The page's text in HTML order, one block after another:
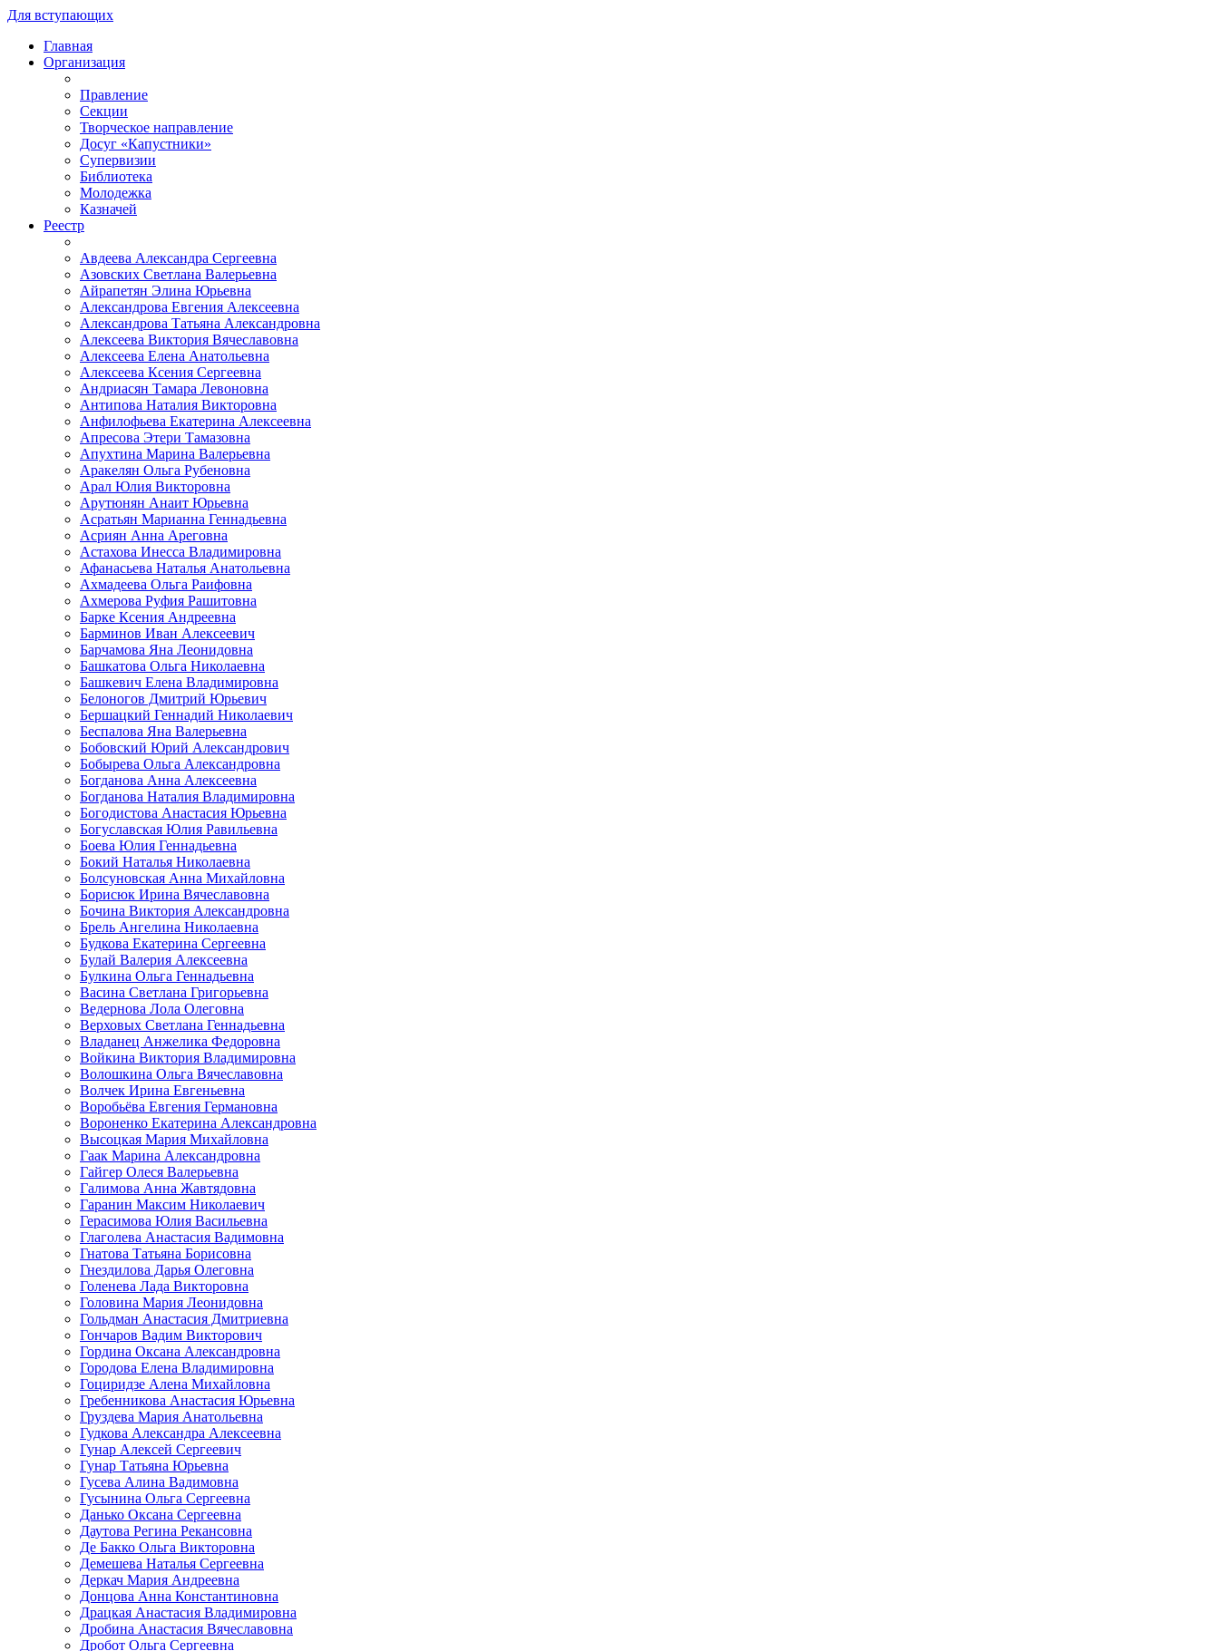
Для вступающих
Главная
Организация
Правление
Секции
Творческое направление
Досуг «Капустники»
Супервизии
Библиотека
Молодежка
Казначей
Реестр
Авдеева Александра Сергеевна
Азовских Светлана Валерьевна
Айрапетян Элина Юрьевна
Александрова Евгения Алексеевна
Александрова Татьяна Александровна
Алексеева Виктория Вячеславовна
Алексеева Елена Анатольевна
Алексеева Ксения Сергеевна
Андриасян Тамара Левоновна
Антипова Наталия Викторовна
Анфилофьева Екатерина Алексеевна
Апресова Этери Тамазовна
Апухтина Марина Валерьевна
Аракелян Ольга Рубеновна
Арал Юлия Викторовна
Арутюнян Анаит Юрьевна
Асратьян Марианна Геннадьевна
Асриян Анна Ареговна
Астахова Инесса Владимировна
Афанасьева Наталья Анатольевна
Ахмадеева Ольга Раифовна
Ахмерова Руфия Рашитовна
Барке Ксения Андреевна
Барминов Иван Алексеевич
Барчамова Яна Леонидовна
Башкатова Ольга Николаевна
Башкевич Елена Владимировна
Белоногов Дмитрий Юрьевич
Бершацкий Геннадий Николаевич
Беспалова Яна Валерьевна
Бобовский Юрий Александрович
Бобырева Ольга Александровна
Богданова Анна Алексеевна
Богданова Наталия Владимировна
Богодистова Анастасия Юрьевна
Богуславская Юлия Равильевна
Боева Юлия Геннадьевна
Бокий Наталья Николаевна
Болсуновская Анна Михайловна
Борисюк Ирина Вячеславовна
Бочина Виктория Александровна
Брель Ангелина Николаевна
Будкова Екатерина Сергеевна
Булай Валерия Алексеевна
Булкина Ольга Геннадьевна
Васина Светлана Григорьевна
Ведернова Лола Олеговна
Верховых Светлана Геннадьевна
Владанец Анжелика Федоровна
Войкина Виктория Владимировна
Волошкина Ольга Вячеславовна
Волчек Ирина Евгеньевна
Воробьёва Евгения Германовна
Вороненко Екатерина Александровна
Высоцкая Мария Михайловна
Гаак Марина Александровна
Гайгер Олеся Валерьевна
Галимова Анна Жавтядовна
Гаранин Максим Николаевич
Герасимова Юлия Васильевна
Глаголева Анастасия Вадимовна
Гнатова Татьяна Борисовна
Гнездилова Дарья Олеговна
Голенева Лада Викторовна
Головина Мария Леонидовна
Гольдман Анастасия Дмитриевна
Гончаров Вадим Викторович
Гордина Оксана Александровна
Городова Елена Владимировна
Гоциридзе Алена Михайловна
Гребенникова Анастасия Юрьевна
Груздева Мария Анатольевна
Гудкова Александра Алексеевна
Гунар Алексей Сергеевич
Гунар Татьяна Юрьевна
Гусева Алина Вадимовна
Гусынина Ольга Сергеевна
Данько Оксана Сергеевна
Даутова Регина Рекансовна
Де Бакко Ольга Викторовна
Демешева Наталья Сергеевна
Деркач Мария Андреевна
Донцова Анна Константиновна
Драцкая Анастасия Владимировна
Дробина Анастасия Вячеславовна
Дробот Ольга Сергеевна